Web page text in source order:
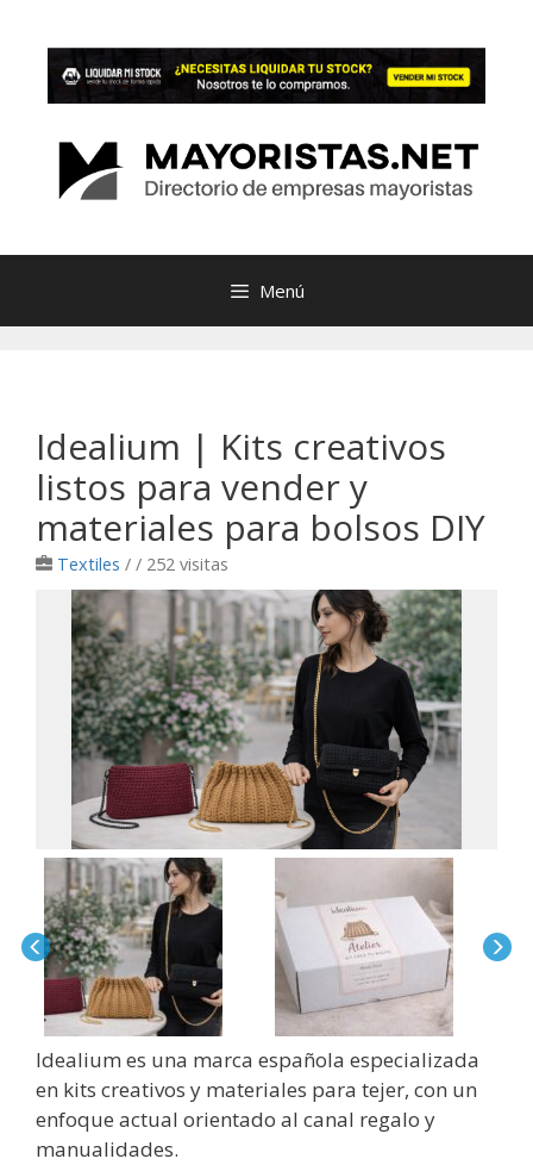
contenido
Menú
Idealium | Kits creativos
listos para vender y
materiales para bolsos DIY
Textiles / / 252 visitas
Idealium es una marca española especializada
en kits creativos y materiales para tejer, con un
enfoque actual orientado al canal regalo y
manualidades.